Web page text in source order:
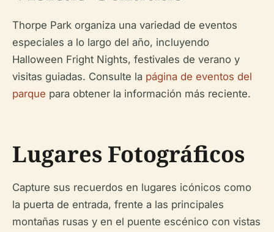
Thorpe Park organiza una variedad de eventos
especiales a lo largo del año, incluyendo
Halloween Fright Nights, festivales de verano y
visitas guiadas. Consulte la página de eventos del
parque para obtener la información más reciente.
Lugares Fotográficos
Capture sus recuerdos en lugares icónicos como
la puerta de entrada, frente a las principales
montañas rusas y en el puente escénico con vistas